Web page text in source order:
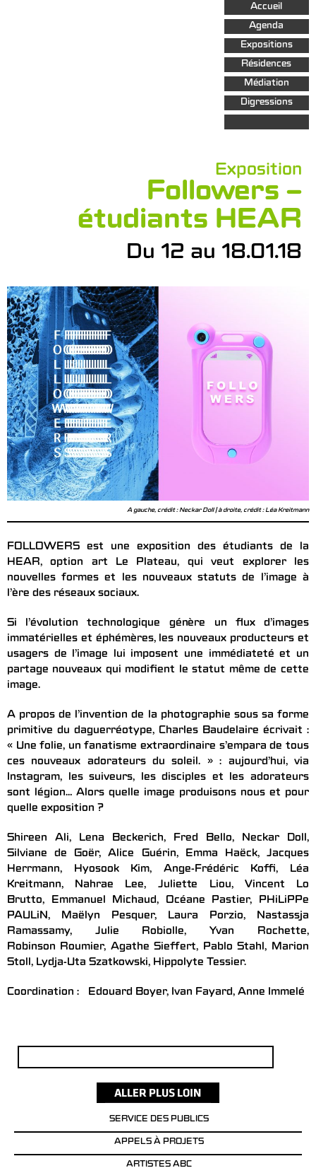
Aller au
contenu
principal
Accueil
Agenda
Expositions
Résidences
Médiation
Digressions
Exposition
Followers –
étudiants HEAR
Du 12 au 18.01.18
A gauche, crédit : Neckar Doll | à droite, crédit : Léa Kreitmann
FOLLOWERS est une exposition des étudiants de la
HEAR, option art Le Plateau, qui veut explorer les
nouvelles formes et les nouveaux statuts de l’image à
l’ère des réseaux sociaux.
Si l’évolution technologique génère un flux d’images
immatérielles et éphémères, les nouveaux producteurs et
usagers de l’image lui imposent une immédiateté et un
partage nouveaux qui modifient le statut même de cette
image.
A propos de l’invention de la photographie sous sa forme
primitive du daguerréotype, Charles Baudelaire écrivait :
« Une folie, un fanatisme extraordinaire s’empara de tous
ces nouveaux adorateurs du soleil. » : aujourd’hui, via
Instagram, les suiveurs, les disciples et les adorateurs
sont légion… Alors quelle image produisons nous et pour
quelle exposition ?
Shireen Ali, Lena Beckerich, Fred Bello, Neckar Doll,
Silviane de Goër, Alice Guérin, Emma Haëck, Jacques
Herrmann, Hyosook Kim, Ange-Frédéric Koffi, Léa
Kreitmann, Nahrae Lee, Juliette Liou, Vincent Lo
Brutto, Emmanuel Michaud, Océane Pastier, PHiLiPPe
PAULiN, Maëlyn Pesquer, Laura Porzio, Nastassja
Ramassamy, Julie Robiolle, Yvan Rochette,
Robinson Roumier, Agathe Sieffert, Pablo Stahl, Marion
Stoll, Lydja-Uta Szatkowski, Hippolyte Tessier.
Coordination : Edouard Boyer, Ivan Fayard, Anne Immelé
SERVICE DES PUBLICS
APPELS À PROJETS
ARTISTES ABC